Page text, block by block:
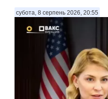
субота, 8 серпень 2026, 20:55